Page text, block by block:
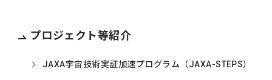
プロジェクト等紹介
JAXA宇宙技術実証加速プログラム（JAXA-STEPS）